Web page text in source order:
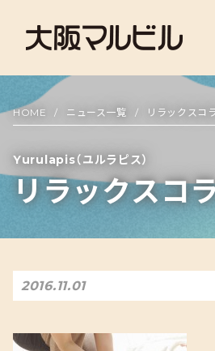
HOME ニュース一覧 リラックスコ
Yurulapis（ユルラピス）
リラックスコ
2016.11.01